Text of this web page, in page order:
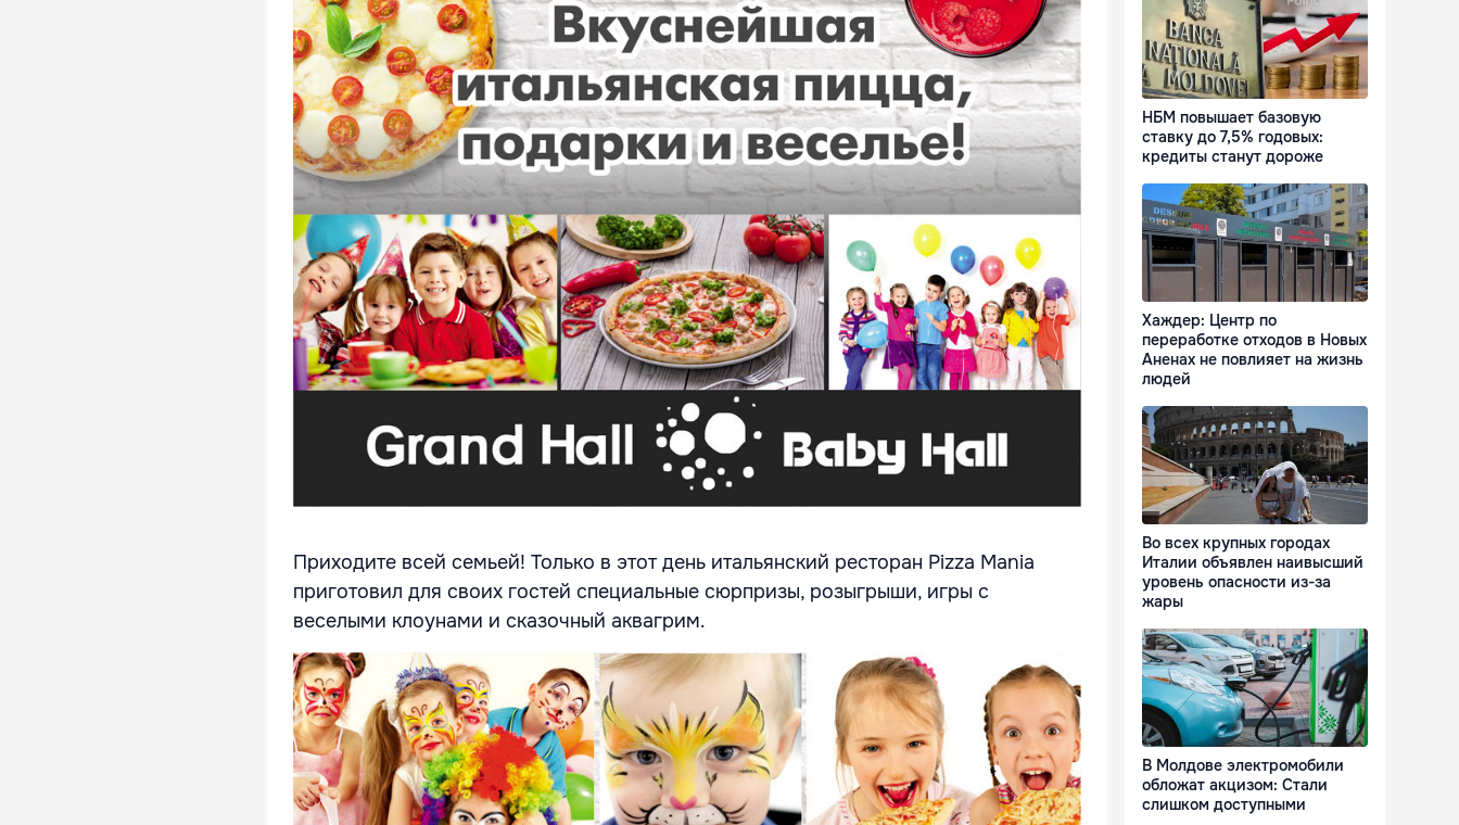
Приходите всей семьей! Только в этот день итальянский ресторан Pizza Mania
приготовил для своих гостей специальные сюрпризы, розыгрыши, игры с
веселыми клоунами и сказочный аквагрим.
НБМ повышает базовую
ставку до 7,5% годовых:
кредиты станут дороже
Хаждер: Центр по
переработке отходов в Новых
Аненах не повлияет на жизнь
людей
Во всех крупных городах
Италии объявлен наивысший
уровень опасности из-за
жары
В Молдове электромобили
обложат акцизом: Стали
слишком доступными